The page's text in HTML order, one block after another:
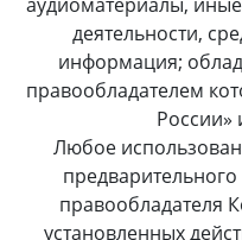
деятельности,
информация;
правообладателем
России»
Любое
правообладателя
установленных